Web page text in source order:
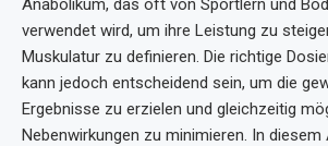
Anabolikum, das oft von Sportlern und
verwendet wird, um ihre Leistung zu
Muskulatur zu definieren. Die richtige
kann jedoch entscheidend sein, um die
Ergebnisse zu erzielen und gleichzeitig
Nebenwirkungen zu minimieren. In diesem